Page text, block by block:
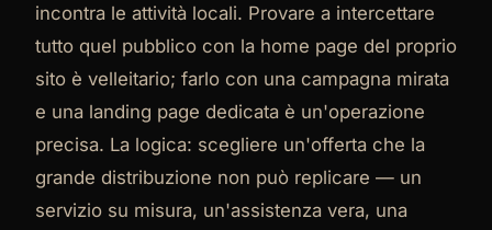
incontra le attività locali. Provare a intercettare
tutto quel pubblico con la home page del proprio
sito è velleitario; farlo con una campagna mirata
e una landing page dedicata è un'operazione
precisa. La logica: scegliere un'offerta che la
grande distribuzione non può replicare — un
servizio su misura, un'assistenza vera, una